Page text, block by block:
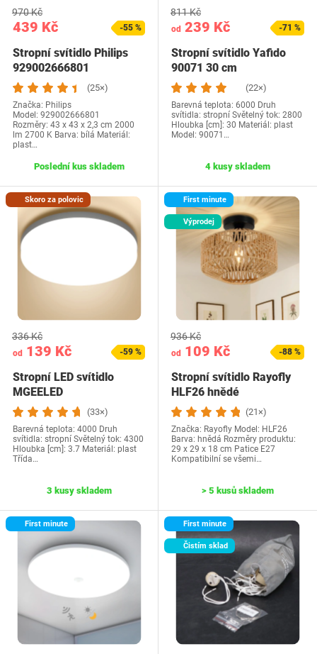
439 Kč
970 Kč
-55 %
Stropní svítidlo Philips
929002666801
(25×)
Značka: Philips
Model: 929002666801
Rozměry: ‎43 x 43 x 2,3 cm 2000
lm 2700 K Barva: bílá Materiál:
plast…
Poslední kus skladem
od 239 Kč
811 Kč
-71 %
Stropní svítidlo Yafido
90071 30 cm
(22×)
Barevná teplota: 6000 Druh
svítidla: stropní Světelný tok: 2800
Hloubka [cm]: 30 Materiál: plast
Model: 90071…
4 kusy skladem
Skoro za polovic
od 139 Kč
336 Kč
-59 %
Stropní LED svítidlo
MGEELED
(33×)
Barevná teplota: 4000 Druh
svítidla: stropní Světelný tok: 4300
Hloubka [cm]: 3.7 Materiál: plast
Třída…
3 kusy skladem
First minute
Výprodej
od 109 Kč
936 Kč
-88 %
Stropní svítidlo Rayofly
HLF26 hnědé
(21×)
Značka: Rayofly Model: HLF26
Barva: hnědá Rozměry produktu‎:
29 x 29 x 18 cm Patice E27
Kompatibilní se všemi…
> 5 kusů skladem
First minute First minute
Čistím sklad